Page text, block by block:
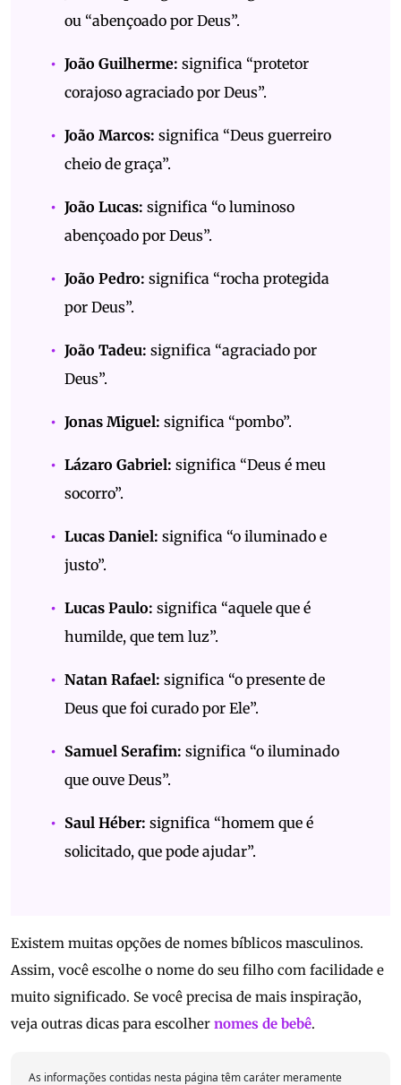
ou “abençoado por Deus”.
João Guilherme: significa “protetor
corajoso agraciado por Deus”.
João Marcos: significa “Deus guerreiro
cheio de graça”.
João Lucas: significa “o luminoso
abençoado por Deus”.
João Pedro: significa “rocha protegida
por Deus”.
João Tadeu: significa “agraciado por
Deus”.
Jonas Miguel: significa “pombo”.
Lázaro Gabriel: significa “Deus é meu
socorro”.
Lucas Daniel: significa “o iluminado e
justo”.
Lucas Paulo: significa “aquele que é
humilde, que tem luz”.
Natan Rafael: significa “o presente de
Deus que foi curado por Ele”.
Samuel Serafim: significa “o iluminado
que ouve Deus”.
Saul Héber: significa “homem que é
solicitado, que pode ajudar”.
Existem muitas opções de nomes bíblicos masculinos.
Assim, você escolhe o nome do seu filho com facilidade e
muito significado. Se você precisa de mais inspiração,
veja outras dicas para escolher nomes de bebê.
As informações contidas nesta página têm caráter meramente